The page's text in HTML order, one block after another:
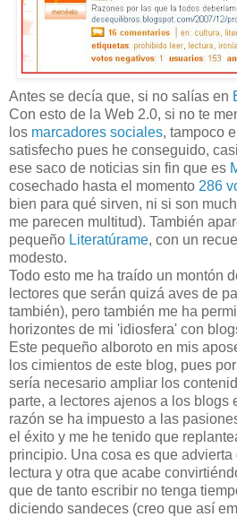
Antes se decía que, si no salías en
Con esto de la Web 2.0, si no te
los marcadores sociales, tampoco
satisfecho pues he conseguido,
ese saco de noticias sin fin que es
cosechado hasta el momento 286
bien para qué sirven, ni si son
me parecen multitud). También
pequeño Literatúrame, con un
modesto.
Todo esto me ha traído un montón
lectores que serán quizá aves de
también), pero también me ha
horizontes de mi 'idiosfera' con
Este pequeño alboroto en mis
los cimientos de este blog, pues
sería necesario ampliar los
parte, a lectores ajenos a los blogs
razón se ha impuesto a las
el éxito y me he tenido que
principio. Una cosa es que
lectura y otra que acabe
que de tanto escribir no tenga
diciendo sandeces (creo que así